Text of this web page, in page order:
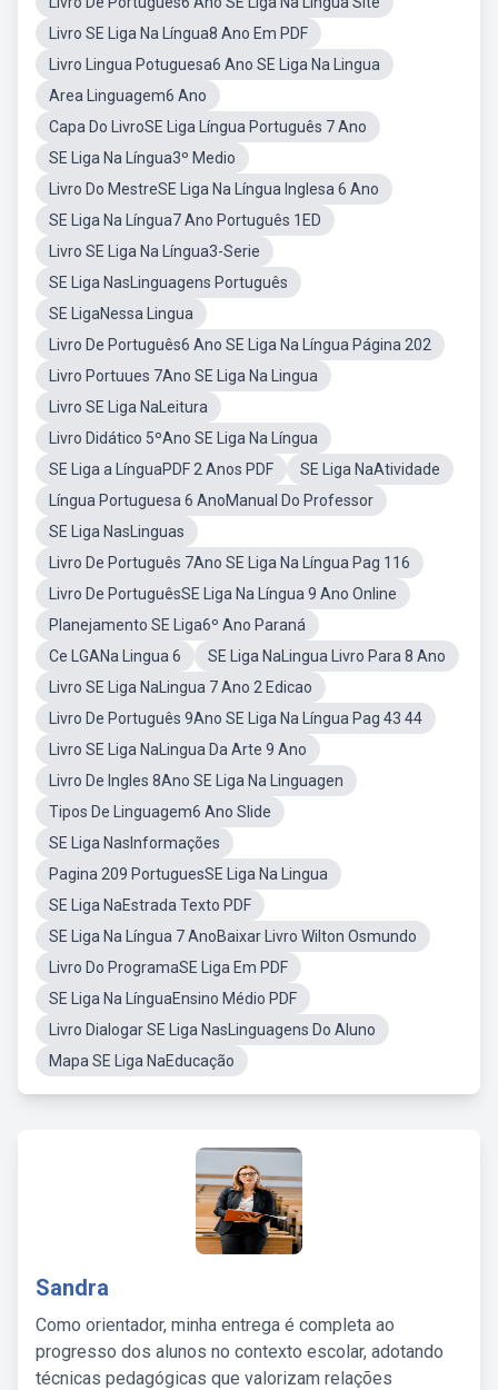
Livro SE Liga Na Língua8 Ano Em PDF
Livro Lingua Potuguesa6 Ano SE Liga Na Lingua
Area Linguagem6 Ano
Capa Do LivroSE Liga Língua Português 7 Ano
SE Liga Na Língua3º Medio
Livro Do MestreSE Liga Na Língua Inglesa 6 Ano
SE Liga Na Língua7 Ano Português 1ED
Livro SE Liga Na Língua3-Serie
SE Liga NasLinguagens Português
SE LigaNessa Lingua
Livro De Português6 Ano SE Liga Na Língua Página 202
Livro Portuues 7Ano SE Liga Na Lingua
Livro SE Liga NaLeitura
Livro Didático 5ºAno SE Liga Na Língua
SE Liga a LínguaPDF 2 Anos PDF
SE Liga NaAtividade
Língua Portuguesa 6 AnoManual Do Professor
SE Liga NasLinguas
Livro De Português 7Ano SE Liga Na Língua Pag 116
Livro De PortuguêsSE Liga Na Língua 9 Ano Online
Planejamento SE Liga6º Ano Paraná
Ce LGANa Lingua 6
SE Liga NaLingua Livro Para 8 Ano
Livro SE Liga NaLingua 7 Ano 2 Edicao
Livro De Português 9Ano SE Liga Na Língua Pag 43 44
Livro SE Liga NaLingua Da Arte 9 Ano
Livro De Ingles 8Ano SE Liga Na Linguagen
Tipos De Linguagem6 Ano Slide
SE Liga NasInformações
Pagina 209 PortuguesSE Liga Na Lingua
SE Liga NaEstrada Texto PDF
SE Liga Na Língua 7 AnoBaixar Livro Wilton Osmundo
Livro Do ProgramaSE Liga Em PDF
SE Liga Na LínguaEnsino Médio PDF
Livro Dialogar SE Liga NasLinguagens Do Aluno
Mapa SE Liga NaEducação
Sandra
Como orientador, minha entrega é completa ao
progresso dos alunos no contexto escolar, adotando
técnicas pedagógicas que valorizam relações